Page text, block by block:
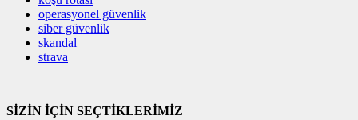
operasyonel güvenlik
siber güvenlik
skandal
strava
SİZİN İÇİN SEÇTİKLERİMİZ